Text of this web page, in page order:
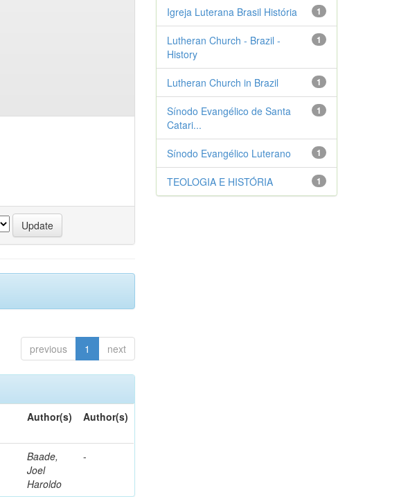
previous 1 next
Author(s) Author(s)
Baade,
Joel
Haroldo
-
1
Igreja Luterana Brasil História
1
Lutheran Church - Brazil -
History
1
Lutheran Church in Brazil
1
Sínodo Evangélico de Santa
Catari...
1
Sínodo Evangélico Luterano
1
TEOLOGIA E HISTÓRIA